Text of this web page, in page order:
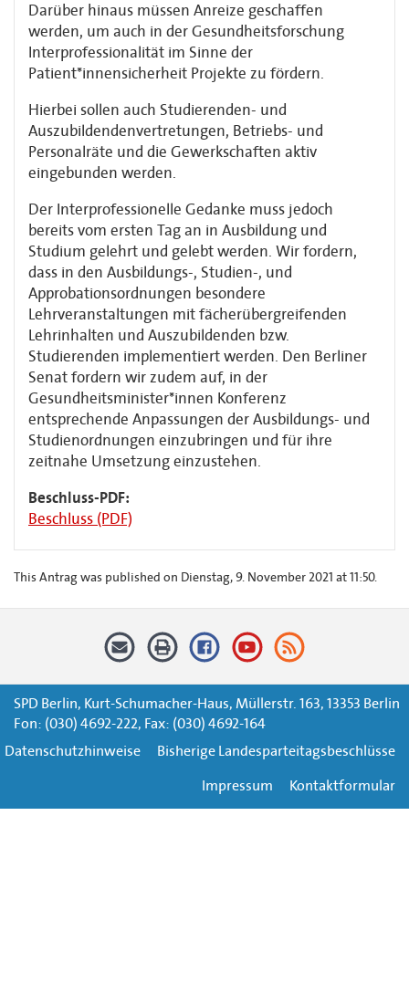
Darüber hinaus müssen Anreize geschaffen
werden, um auch in der Gesundheitsforschung
Interprofessionalität im Sinne der
Patient*innensicherheit Projekte zu fördern.
Hierbei sollen auch Studierenden- und
Auszubildendenvertretungen, Betriebs- und
Personalräte und die Gewerkschaften aktiv
eingebunden werden.
Der Interprofessionelle Gedanke muss jedoch
bereits vom ersten Tag an in Ausbildung und
Studium gelehrt und gelebt werden. Wir fordern,
dass in den Ausbildungs-, Studien-, und
Approbationsordnungen besondere
Lehrveranstaltungen mit fächerübergreifenden
Lehrinhalten und Auszubildenden bzw.
Studierenden implementiert werden. Den Berliner
Senat fordern wir zudem auf, in der
Gesundheitsminister*innen Konferenz
entsprechende Anpassungen der Ausbildungs- und
Studienordnungen einzubringen und für ihre
zeitnahe Umsetzung einzustehen.
Beschluss-PDF:
Beschluss (PDF)
This Antrag was published on Dienstag, 9. November 2021 at 11:50.
SPD Berlin, Kurt-Schumacher-Haus, Müllerstr. 163, 13353 Berlin
Fon: (030) 4692-222, Fax: (030) 4692-164
Datenschutzhinweise
Bisherige Landesparteitagsbeschlüsse
Impressum
Kontaktformular